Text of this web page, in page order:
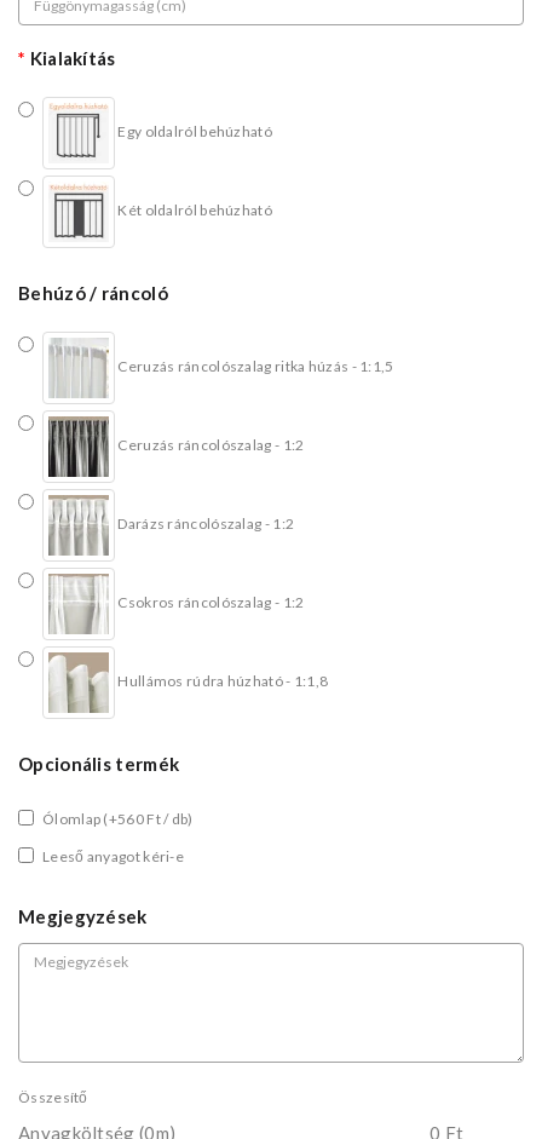
Kialakítás
Egy oldalról behúzható
Két oldalról behúzható
Behúzó / ráncoló
Ceruzás ráncolószalag ritka húzás - 1:1,5
Ceruzás ráncolószalag - 1:2
Darázs ráncolószalag - 1:2
Csokros ráncolószalag - 1:2
Hullámos rúdra húzható - 1:1,8
Opcionális termék
Ólomlap (+560 Ft / db)
Leeső anyagot kéri-e
Megjegyzések
Összesítő
Anyagköltség (0m)
0 Ft